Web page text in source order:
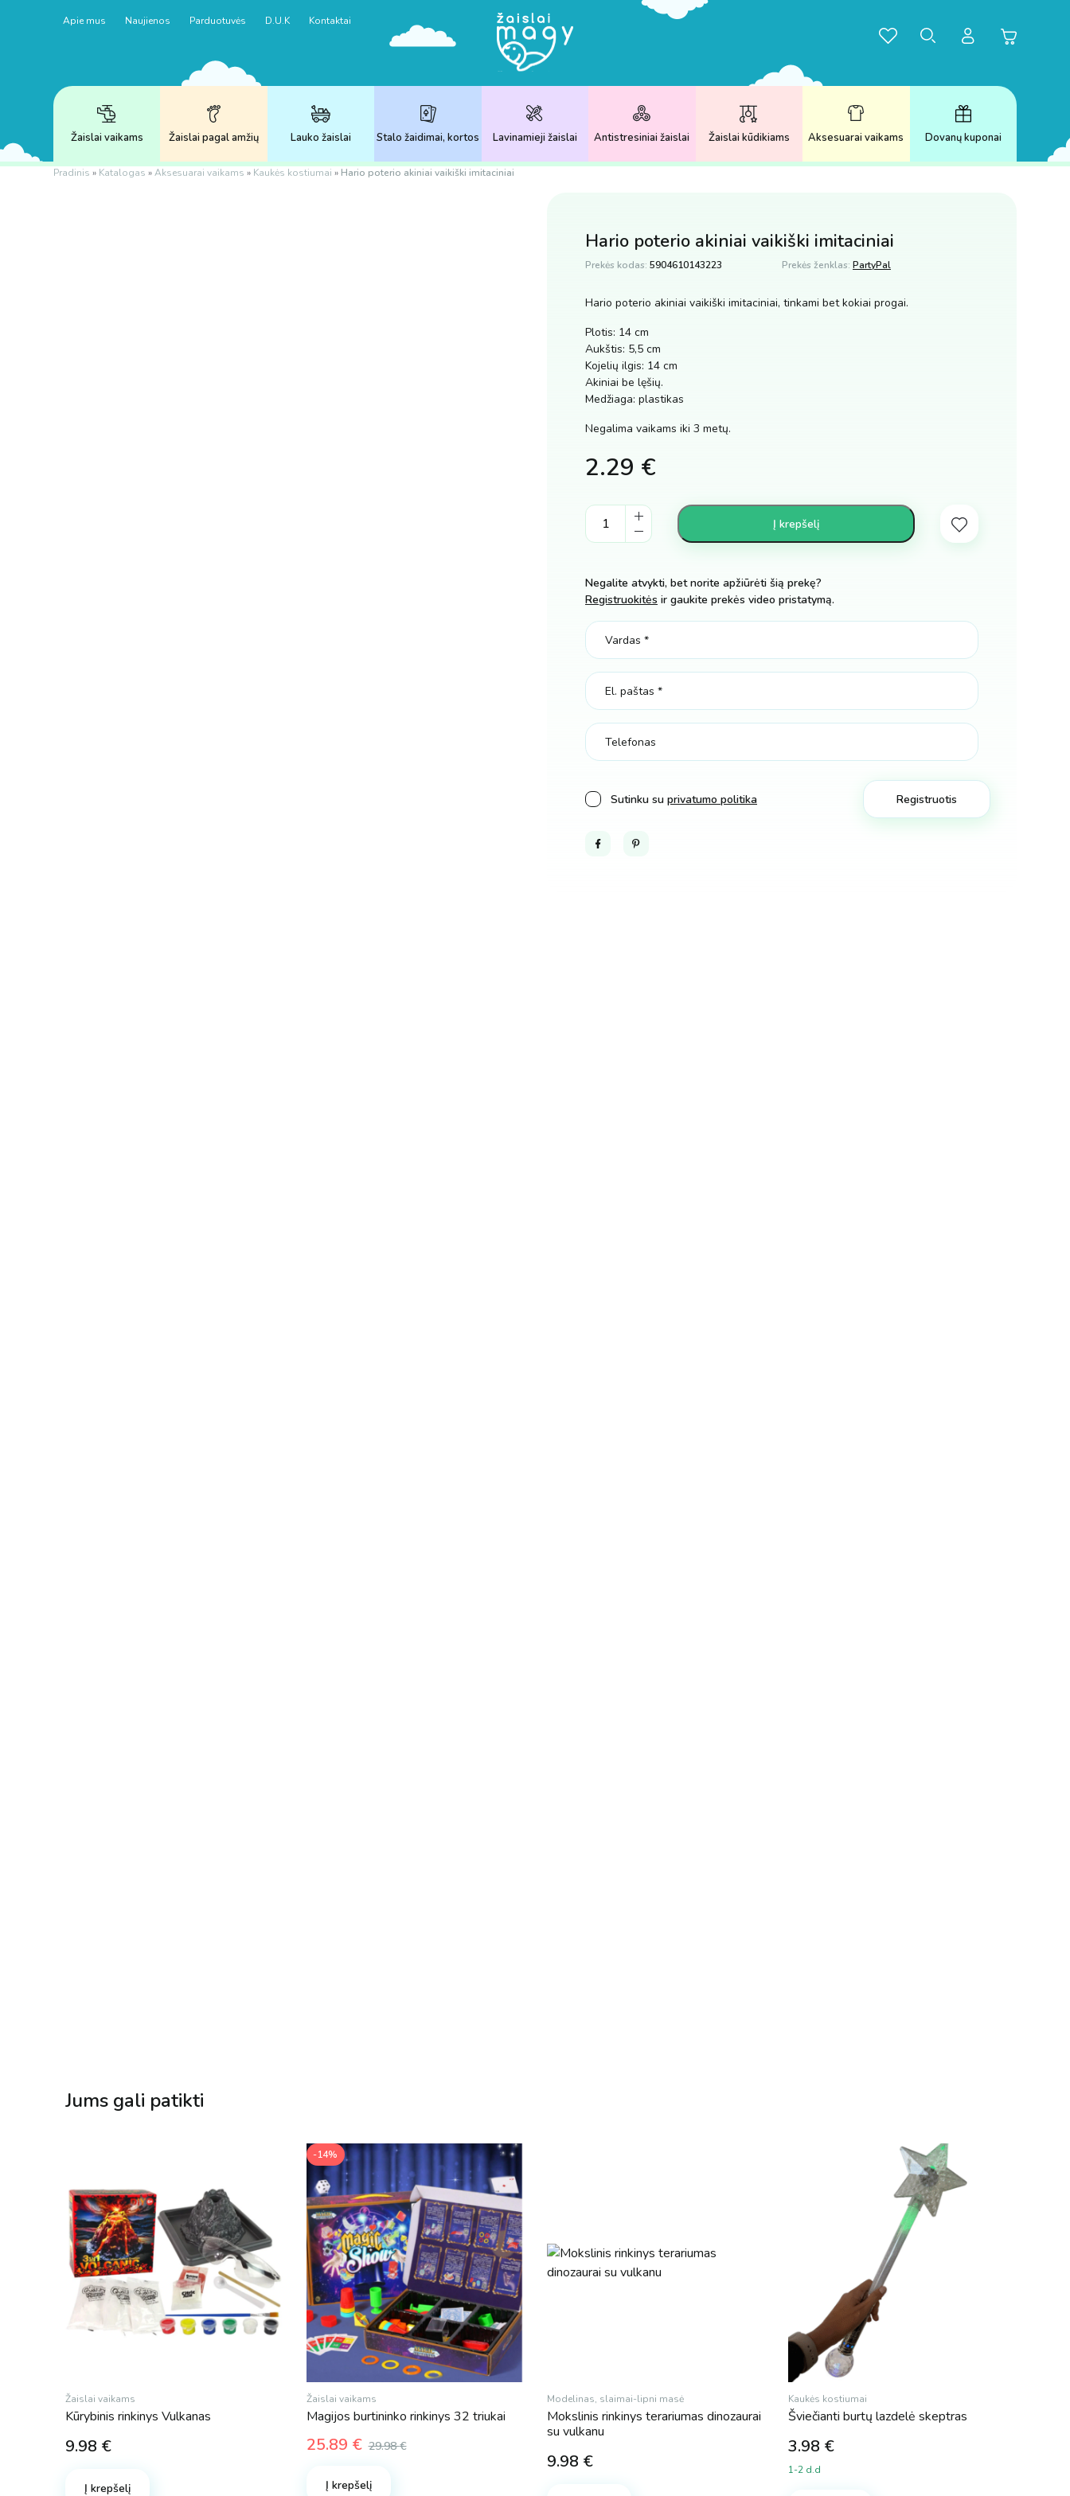
Apie mus Naujienos Parduotuvės D.U.K Kontaktai
Žaislai vaikams Žaislai pagal amžių Lauko žaislai Stalo žaidimai, kortos Lavinamieji žaislai Antistresiniai žaislai Žaislai kūdikiams Aksesuarai vaikams Dovanų kuponai
Pradinis » Katalogas »Aksesuarai vaikams » Kaukės kostiumai » Hario poterio akiniai vaikiški imitaciniai
Hario poterio akiniai vaikiški imitaciniai
Prekės kodas: 5904610143223 Prekės ženklas: PartyPal
Hario poterio akiniai vaikiški imitaciniai, tinkami bet kokiai progai.
Plotis: 14 cm
Aukštis: 5,5 cm
Kojelių ilgis: 14 cm
Akiniai be lęšių.
Medžiaga: plastikas
Negalima vaikams iki 3 metų.
2.29 €
Hario
poterio
imitaciniai
kiekis
Į krepšelį
Negalite atvykti, bet norite apžiūrėti šią prekę?
Registruokitės ir gaukite prekės video pristatymą.
Sutinku su privatumo politika
FacebookPinterest
Jums gali patikti
Žaislai vaikams
Kūrybinis rinkinys Vulkanas
9.98 €
Į krepšelį
-14%
Žaislai vaikams
Magijos burtininko rinkinys 32 triukai
29.98€
price
25.89 €
price
Į krepšelį
Modelinas, slaimai-lipni masė
Mokslinis rinkinys terariumas dinozaurai
su vulkanu
9.98 €
Kaukės kostiumai
Šviečianti burtų lazdelė skeptras
3.98 €
1-2 d.d